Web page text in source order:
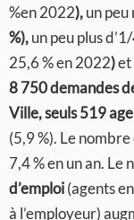
%en 2022),un peu
%),un peu plus
25,6 % en 2022)et
8 750 demandes
Ville, seuls 519
(5,9 %). Le
7,4 % en un an. Le
d’emploi(agents
à l’employeur)